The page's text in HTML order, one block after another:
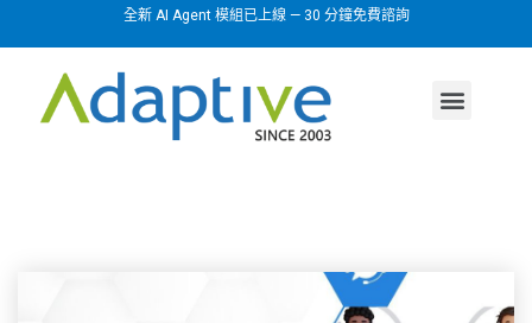
全新 AI Agent 模組已上線 — 30 分鐘免費諮詢